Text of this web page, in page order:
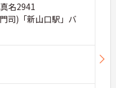
名2941
司)「新山口駅」バ